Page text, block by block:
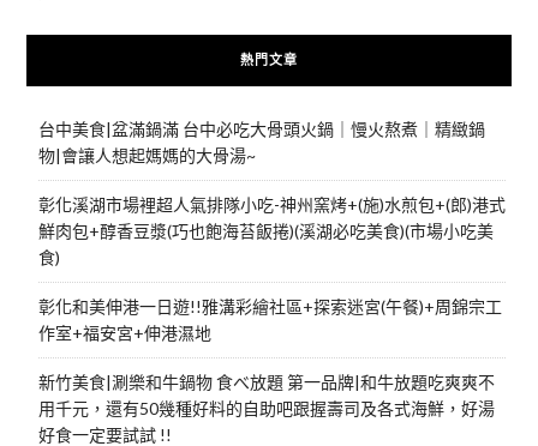
熱門文章
台中美食|盆滿鍋滿 台中必吃大骨頭火鍋｜慢火熬煮｜精緻鍋
物|會讓人想起媽媽的大骨湯~
彰化溪湖市場裡超人氣排隊小吃-神州窯烤+(施)水煎包+(郎)港式
鮮肉包+醇香豆漿(巧也飽海苔飯捲)(溪湖必吃美食)(市場小吃美
食)
彰化和美伸港一日遊!!雅溝彩繪社區+探索迷宮(午餐)+周錦宗工
作室+福安宮+伸港濕地
新竹美食|涮樂和牛鍋物 食べ放題 第一品牌|和牛放題吃爽爽不
用千元，還有50幾種好料的自助吧跟握壽司及各式海鮮，好湯
好食一定要試試 !!